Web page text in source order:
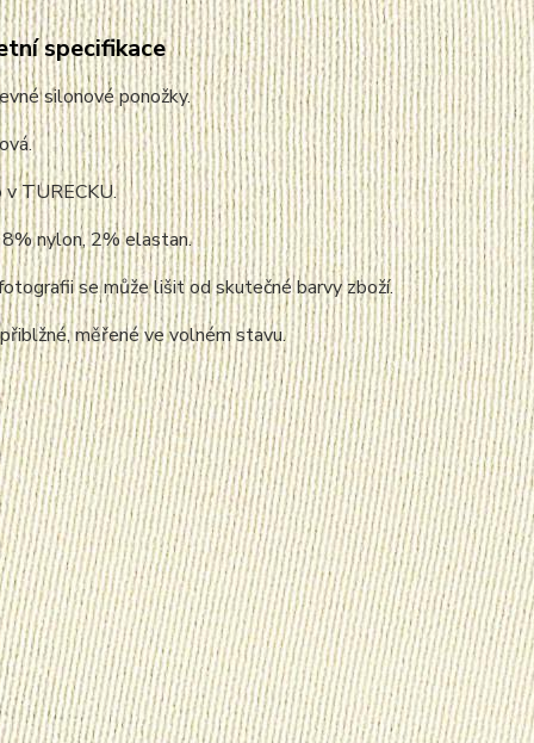
specifikace
silonové ponožky.
v TURECKU.
nylon, 2% elastan.
se může lišit od skutečné barvy zboží.
měřené ve volném stavu.